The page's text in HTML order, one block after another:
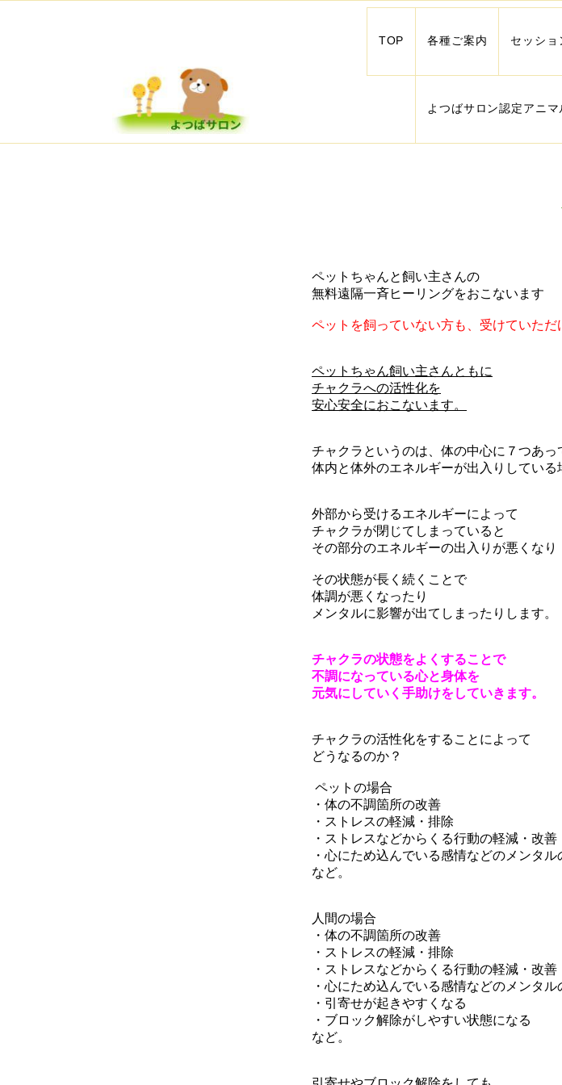
TOP 各種ご案内 セッショ
よつばサロン認定アニ
ペットちゃんと飼い主さんの
無料遠隔一斉ヒーリングをおこないます
ペットを飼っていない方も、受けていただ
ペットちゃん飼い主さんともに
チャクラへの活性化を
安心安全におこないます。
チャクラというのは、体の中心に７つあっ
体内と体外のエネルギーが出入りしている
外部から受けるエネルギーによって
チャクラが閉じてしまっていると
その部分のエネルギーの出入りが悪くなり
その状態が長く続くことで
体調が悪くなったり
メンタルに影響が出てしまったりします。
チャクラの状態をよくすることで
不調になっている心と身体を
元気にしていく手助けをしていきます。
チャクラの活性化をすることによって
どうなるのか？
ペットの場合
・体の不調箇所の改善
・ストレスの軽減・排除
・ストレスなどからくる行動の軽減・改善
・心にため込んでいる感情などのメンタル
など。
人間の場合
・体の不調箇所の改善
・ストレスの軽減・排除
・ストレスなどからくる行動の軽減・改善
・心にため込んでいる感情などのメンタル
・引寄せが起きやすくなる
・ブロック解除がしやすい状態になる
など。